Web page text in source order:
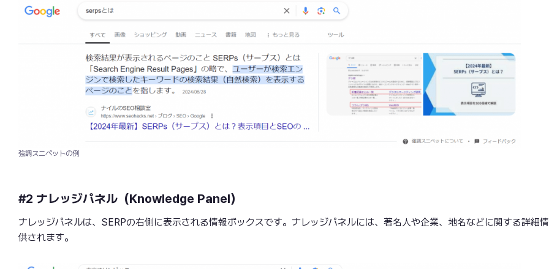
強調スニペットの例
#2 ナレッジパネル（Knowledge Panel）
ナレッジパネルは、SERPの右側に表示される情報ボックスです。ナレッジパネルには、著名人や企業、地名などに関する詳細
供されます。